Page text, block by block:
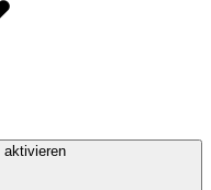
aktivieren